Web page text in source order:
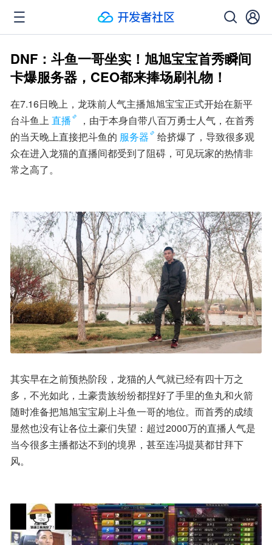
DNF：斗鱼一哥坐实！旭旭宝宝首秀瞬间
卡爆服务器，CEO都来捧场刷礼物！
在7.16日晚上，龙珠前人气主播旭旭宝宝正式开始在新平
台斗鱼上 直播
，由于本身自带八百万勇士人气，在首秀
的当天晚上直接把斗鱼的 服务器
给挤爆了，导致很多观
众在进入龙猫的直播间都受到了阻碍，可见玩家的热情非
常之高了。
其实早在之前预热阶段，龙猫的人气就已经有四十万之
多，不光如此，土豪贵族纷纷都捏好了手里的鱼丸和火箭
随时准备把旭旭宝宝刷上斗鱼一哥的地位。而首秀的成绩
显然也没有让各位土豪们失望：超过2000万的直播人气是
当今很多主播都达不到的境界，甚至连冯提莫都甘拜下
风。